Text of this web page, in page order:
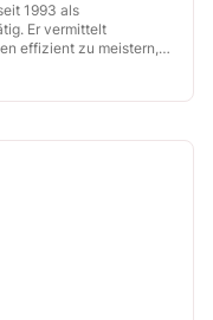
1993 als
Er vermittelt
effizient zu meistern,